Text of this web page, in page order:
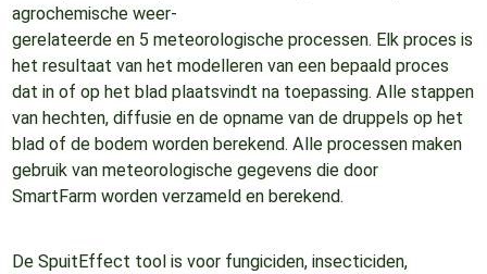
agrochemische weer-
gerelateerde en 5 meteorologische processen. Elk proces is
het resultaat van het modelleren van een bepaald proces
dat in of op het blad plaatsvindt na toepassing. Alle stappen
van hechten, diffusie en de opname van de druppels op het
blad of de bodem worden berekend. Alle processen maken
gebruik van meteorologische gegevens die door
SmartFarm worden verzameld en berekend.
De SpuitEffect tool is voor fungiciden, insecticiden,